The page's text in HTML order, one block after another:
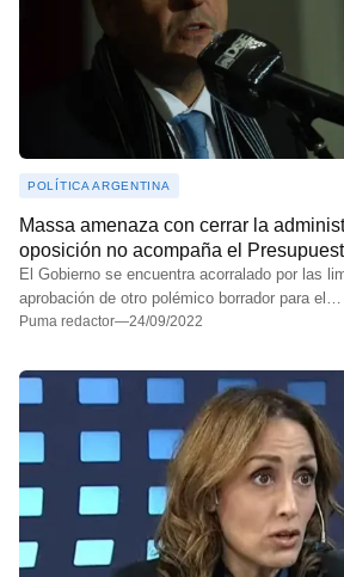
POLÍTICA ARGENTINA
Massa amenaza con cerrar la
oposición no acompaña el
El Gobierno se encuentra acorralado por las
aprobación de otro polémico borrador para el…
Puma redactor—24/09/2022